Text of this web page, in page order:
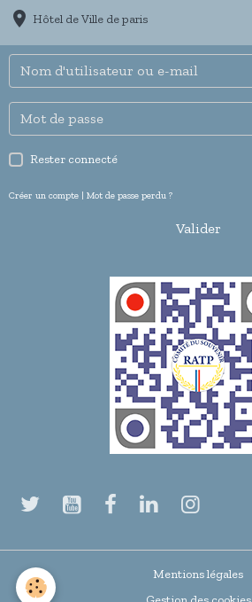
Hôtel de Ville de paris
Rester connecté
Créer un compte | Mot de passe perdu ?
Valider
Mentions légales